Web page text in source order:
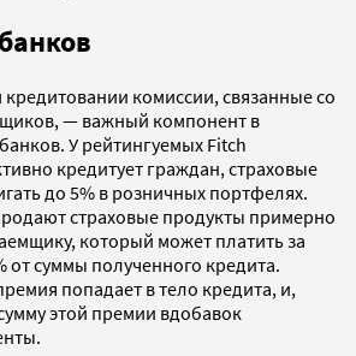
комиссии, связанные со
— важный компонент в
У рейтингуемых Fitch
кредитует граждан, страховые
до 5% в розничных портфелях.
страховые продукты примерно
который может платить за
от суммы полученного кредита.
попадает в тело кредита, и,
этой премии вдобавок